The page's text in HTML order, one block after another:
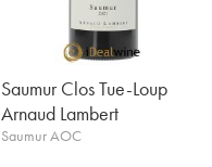
Saumur Clos Tue-Loup
Arnaud Lambert
Saumur AOC